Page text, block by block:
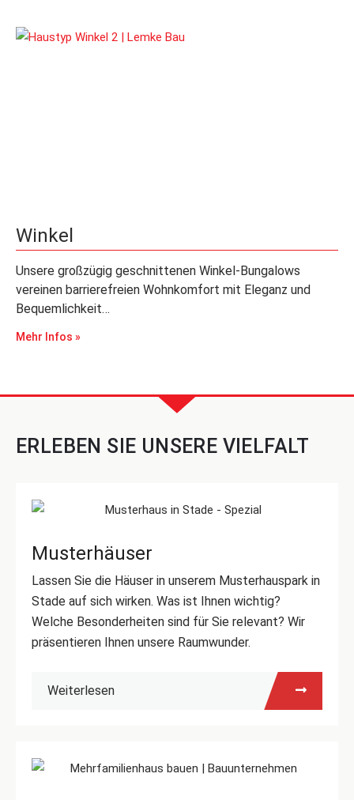
Winkel
Unsere großzügig geschnittenen Winkel-Bungalows
vereinen barrierefreien Wohnkomfort mit Eleganz und
Bequemlichkeit…
Mehr Infos »
ERLEBEN SIE UNSERE VIELFALT
Musterhäuser
Lassen Sie die Häuser in unserem Musterhauspark in
Stade auf sich wirken. Was ist Ihnen wichtig?
Welche Besonderheiten sind für Sie relevant? Wir
präsentieren Ihnen unsere Raumwunder.
Weiterlesen